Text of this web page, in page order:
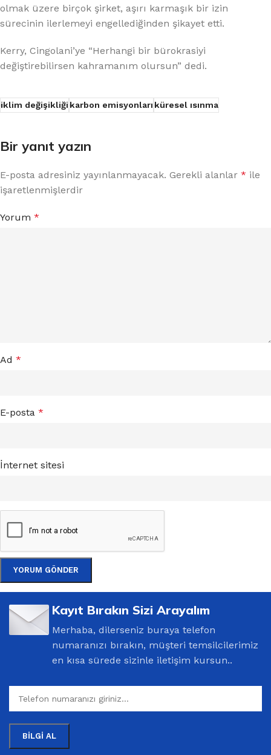
olmak üzere birçok şirket, aşırı karmaşık bir izin
sürecinin ilerlemeyi engellediğinden şikayet etti.
Kerry, Cingolani’ye “Herhangi bir bürokrasiyi
değiştirebilirsen kahramanım olursun” dedi.
iklim değişikliğikarbon emisyonlarıküresel ısınma
Bir yanıt yazın
E-posta adresiniz yayınlanmayacak. Gerekli alanlar * ile
işaretlenmişlerdir
Yorum *
Ad *
E-posta *
İnternet sitesi
Kayıt Bırakın Sizi Arayalım
Merhaba, dilerseniz buraya telefon
numaranızı bırakın, müşteri temsilcilerimiz
en kısa sürede sizinle iletişim kursun..